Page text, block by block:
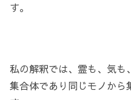
す。
私の解釈では、霊も、気も
集合体であり同じモノから